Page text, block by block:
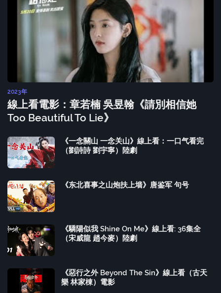
2023年
線上看電影：章若楠 吳昱翰《請別相信她
Too Beautiful To Lie》
《一念關山 一念关山》線上看：一口气看完
（劉詩詩 劉宇寧）陸劇
《东北喜事之山炮扶上墙》唐鉴军 句号
《驕陽似我 Shine On Me》線上看: 36集全
（宋威龍 趙今麥）陸劇
《惡行之外 Beyond The Sin》線上看（古天
樂 林家棟）電影